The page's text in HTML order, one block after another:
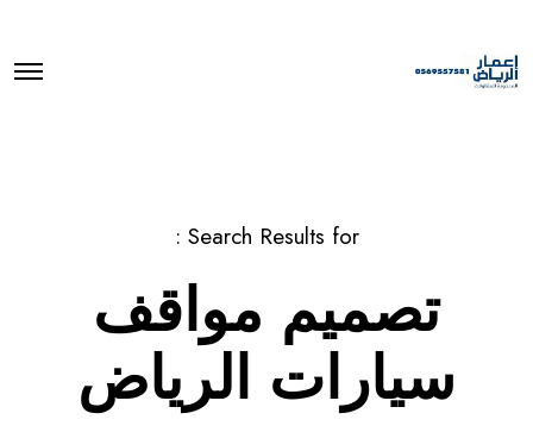
O
Search Results for :
تصميم مواقف
سيارات الرياض